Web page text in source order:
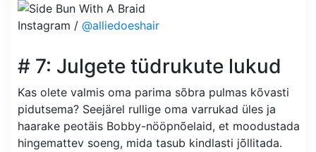
Instagram / @alliedoeshair
# 7: Julgete tüdrukute lukud
Kas olete valmis oma parima sõbra pulmas kõvasti
pidutsema? Seejärel rullige oma varrukad üles ja
haarake peotäis Bobby-nööpnõelaid, et moodustada
hingemattev soeng, mida tasub kindlasti jõllitada.